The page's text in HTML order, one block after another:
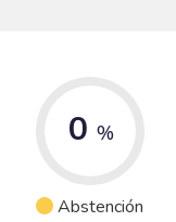
0 %
Abstención